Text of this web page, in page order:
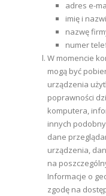
adres e-
imię i
nazwę
numer
W momencie
mogą być
urządzenia
poprawności
komputera,
innych
dane
urządzenia,
na
Informacje o
zgodę na